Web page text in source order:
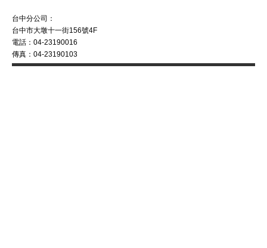
台中分公司：
台中市大墩十一街156號4F
電話：04-23190016
傳真：04-23190103